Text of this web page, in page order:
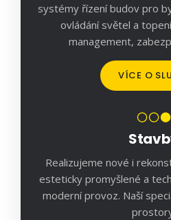
systémy řízení budov pro
ovládání světel a
management,
VÍCE O
Realizujeme nové i
esteticky promyšlené a
moderní provoz. Naší